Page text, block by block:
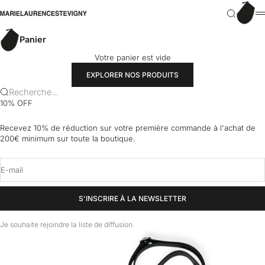
marielaurencestevigny
Recherche
Panier
Panier
Votre panier est vide
EXPLORER NOS PRODUITS
Recherche...
10% OFF
Recevez 10% de réduction sur votre première commande à l'achat de
200€ minimum sur toute la boutique.
E-mail
S'INSCRIRE À LA NEWSLETTER
Je souhaite rejoindre la liste de diffusion.